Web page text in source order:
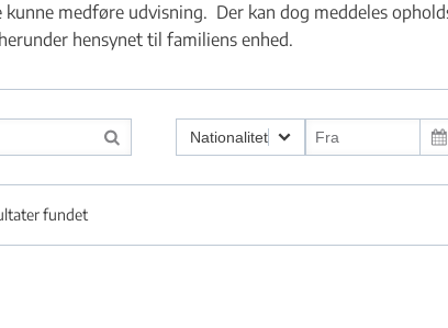
indrejse - Flere links
eller klage - Flere links
- Flere links
kunne medføre udvisning. Der kan dog meddeles
hensynet til familiens enhed.
Nationalitet
fundet